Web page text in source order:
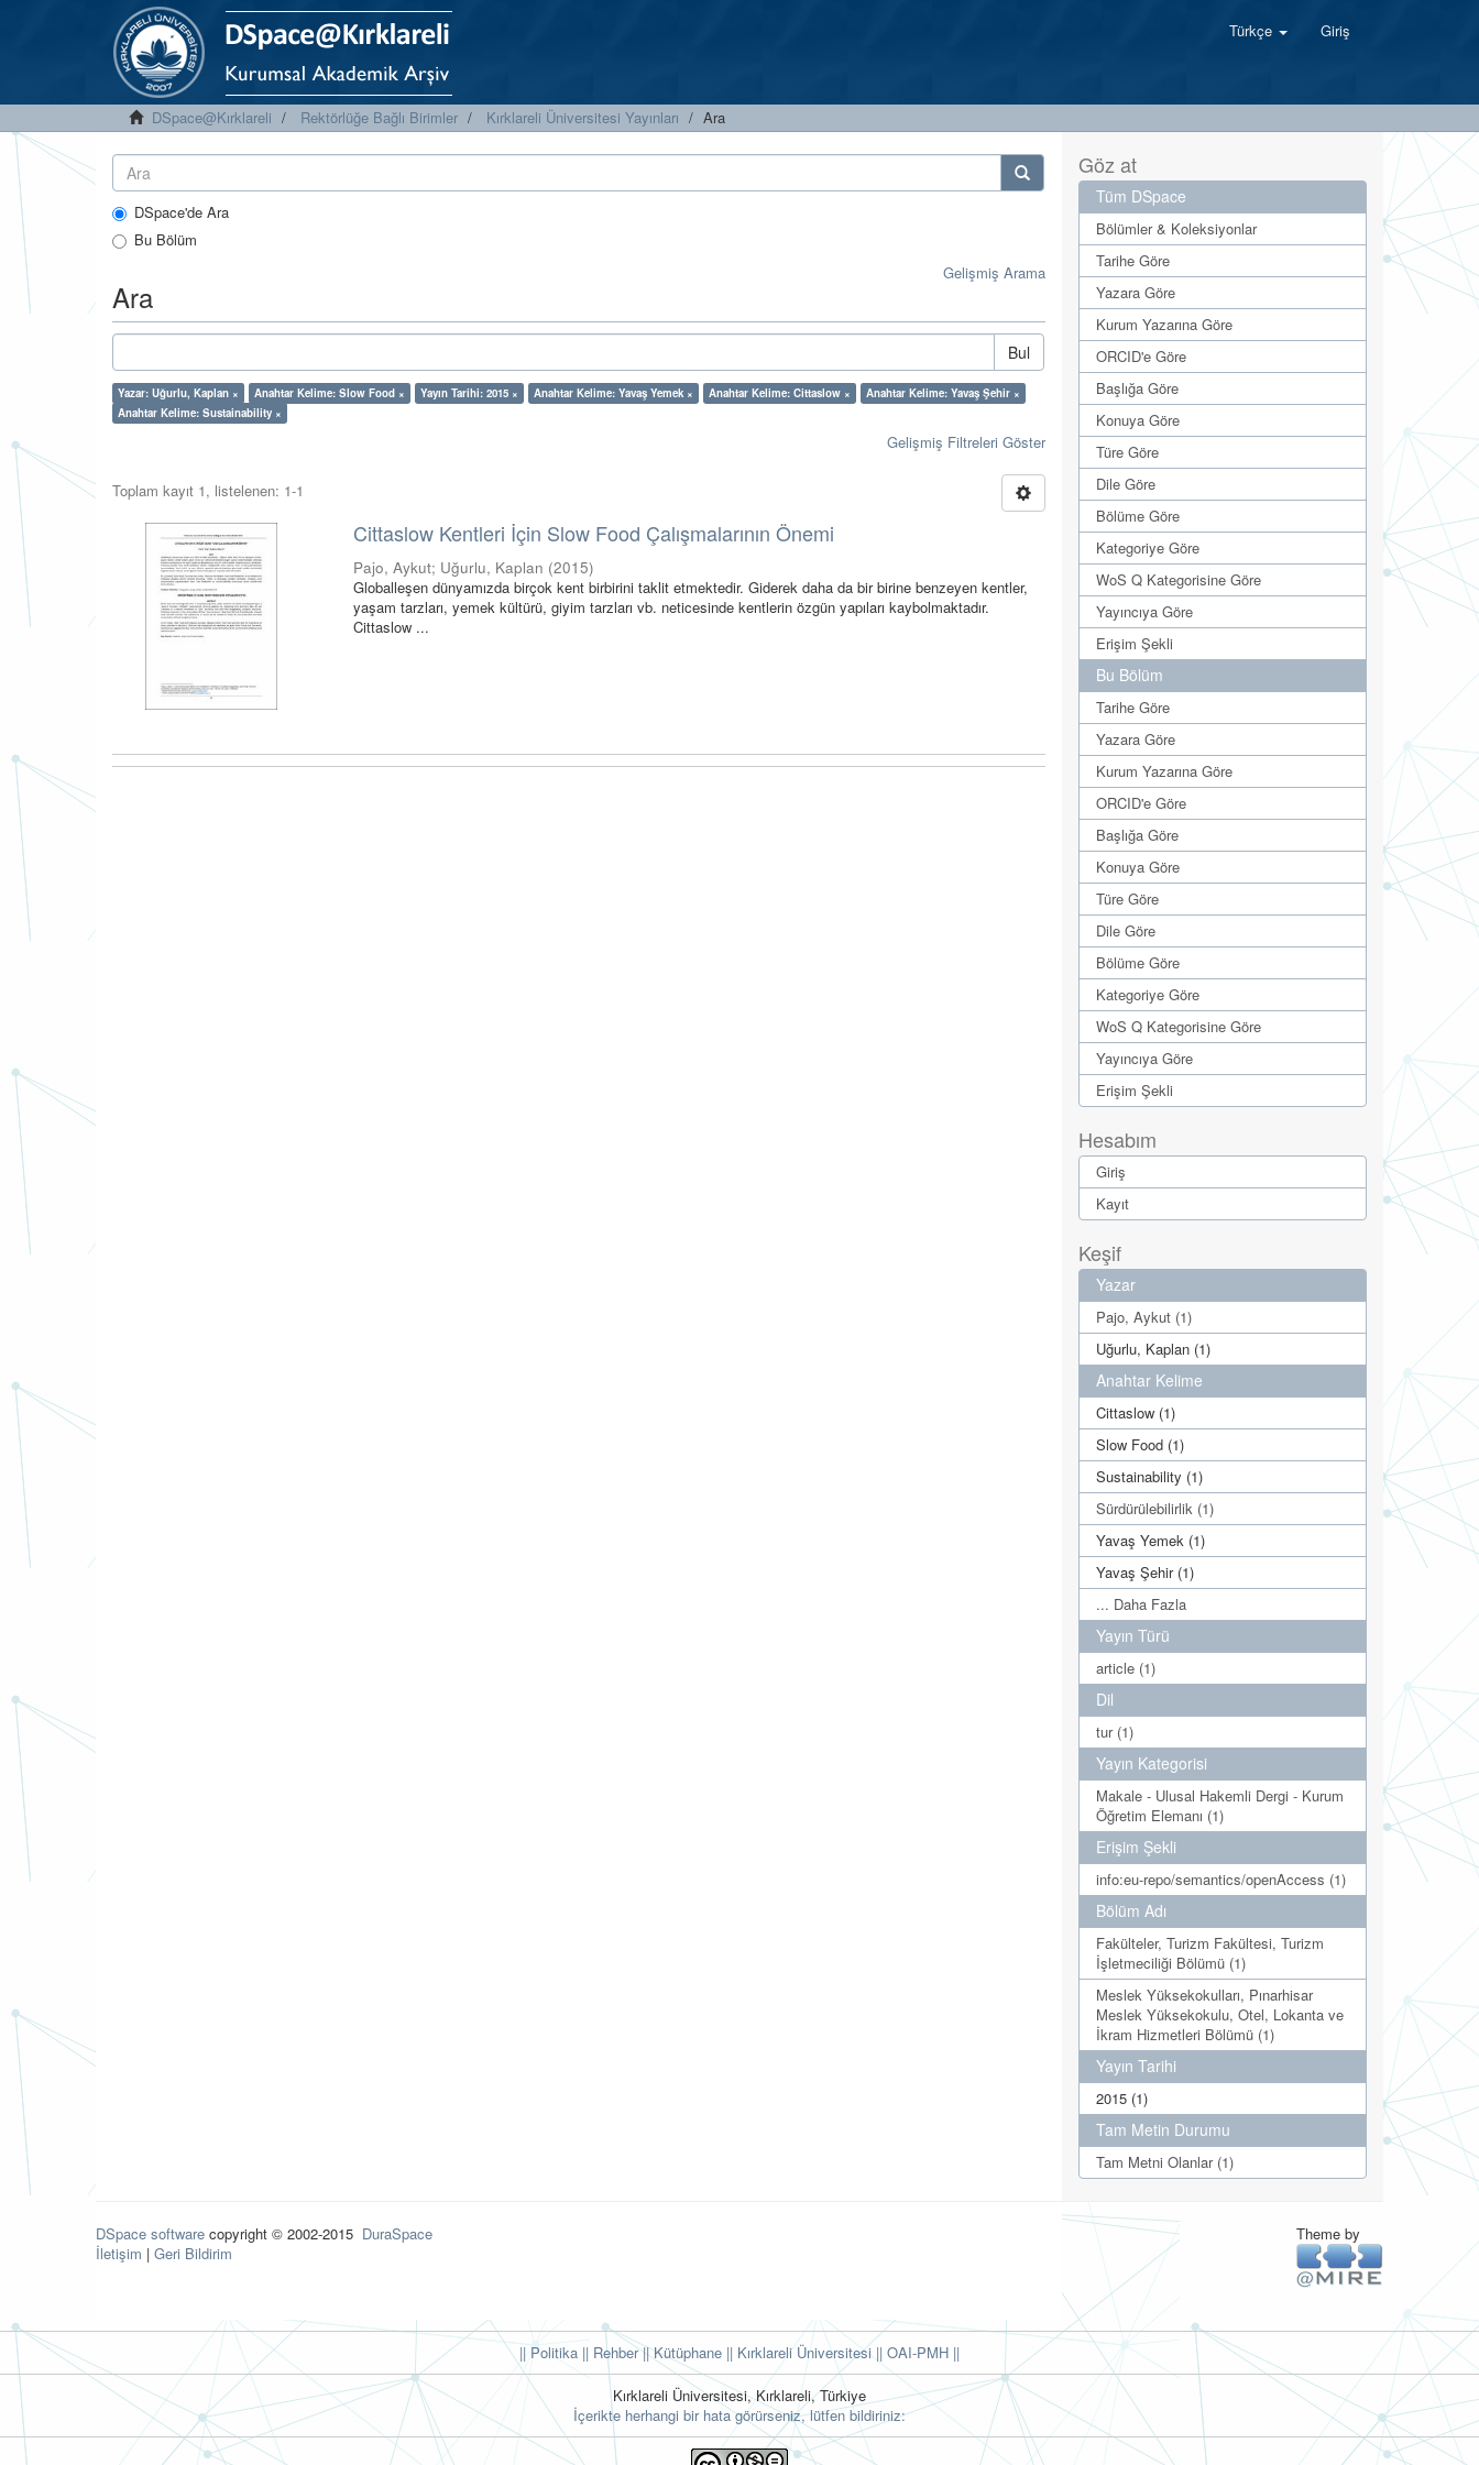
Türkçe Giriş
DSpace@Kırklareli Rektörlüğe Bağlı Birimler Kırklareli Üniversitesi Yayınları Ara
DSpace'de Ara
Bu Bölüm
Gelişmiş Arama
Ara
Bul
Yazar: Uğurlu, Kaplan × Anahtar Kelime: Slow Food × Yayın Tarihi: 2015 × Anahtar Kelime: Yavaş Yemek × Anahtar Kelime: Cittaslow ×
Anahtar Kelime: Yavaş Şehir ×
Anahtar Kelime: Sustainability ×
Gelişmiş Filtreleri Göster
Toplam kayıt 1, listelenen: 1-1
Cittaslow Kentleri İçin Slow Food Çalışmalarının Önemi
Pajo, Aykut; Uğurlu, Kaplan (2015)
Globalleşen dünyamızda birçok kent birbirini taklit etmektedir. Giderek daha da bir birine benzeyen kentler,
yaşam tarzları, yemek kültürü, giyim tarzları vb. neticesinde kentlerin özgün yapıları kaybolmaktadır.
Cittaslow ...
Göz at
Tüm DSpace
Bölümler & Koleksiyonlar
Tarihe Göre
Yazara Göre
Kurum Yazarına Göre
ORCID'e Göre
Başlığa Göre
Konuya Göre
Türe Göre
Dile Göre
Bölüme Göre
Kategoriye Göre
WoS Q Kategorisine Göre
Yayıncıya Göre
Erişim Şekli
Bu Bölüm
Tarihe Göre
Yazara Göre
Kurum Yazarına Göre
ORCID'e Göre
Başlığa Göre
Konuya Göre
Türe Göre
Dile Göre
Bölüme Göre
Kategoriye Göre
WoS Q Kategorisine Göre
Yayıncıya Göre
Erişim Şekli
Hesabım
Giriş
Kayıt
Keşif
Yazar
Pajo, Aykut (1)
Uğurlu, Kaplan (1)
Anahtar Kelime
Cittaslow (1)
Slow Food (1)
Sustainability (1)
Sürdürülebilirlik (1)
Yavaş Yemek (1)
Yavaş Şehir (1)
... Daha Fazla
Yayın Türü
article (1)
Dil
tur (1)
Yayın Kategorisi
Makale - Ulusal Hakemli Dergi - Kurum
Öğretim Elemanı (1)
Erişim Şekli
info:eu-repo/semantics/openAccess (1)
Bölüm Adı
Fakülteler, Turizm Fakültesi, Turizm
İşletmeciliği Bölümü (1)
Meslek Yüksekokulları, Pınarhisar
Meslek Yüksekokulu, Otel, Lokanta ve
İkram Hizmetleri Bölümü (1)
Yayın Tarihi
2015 (1)
Tam Metin Durumu
Tam Metni Olanlar (1)
DSpace software copyright © 2002-2015 DuraSpace
İletişim | Geri Bildirim
Theme by
|| Politika || Rehber|| Kütüphane || Kırklareli Üniversitesi || OAI-PMH ||
Kırklareli Üniversitesi, Kırklareli, Türkiye
İçerikte herhangi bir hata görürseniz, lütfen bildiriniz: